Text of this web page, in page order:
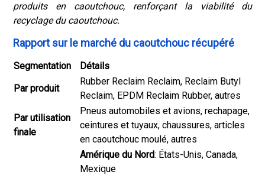
produits en caoutchouc, renforçant la viabilité du
recyclage du caoutchouc.
Rapport sur le marché du caoutchouc récupéré
Segmentation
Détails
Par produit
Rubber Reclaim Reclaim, Reclaim Butyl
Reclaim, EPDM Reclaim Rubber, autres
Par utilisation
finale
Pneus automobiles et avions, rechapage,
ceintures et tuyaux, chaussures, articles
en caoutchouc moulé, autres
Amérique du Nord: États-Unis, Canada,
Mexique